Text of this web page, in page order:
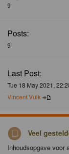
9
Posts:
9
Last Post:
Tue 18 May 2021,
Vincent Vuik
Veel
Inhoudsopgave voor